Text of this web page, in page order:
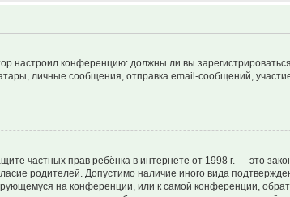
настроил конференцию: должны ли вы
личные сообщения, отправка email-сообщений,
частных прав ребёнка в интернете от 1998 г. — это
родителей. Допустимо наличие иного вида
на конференции, или к самой конференции,